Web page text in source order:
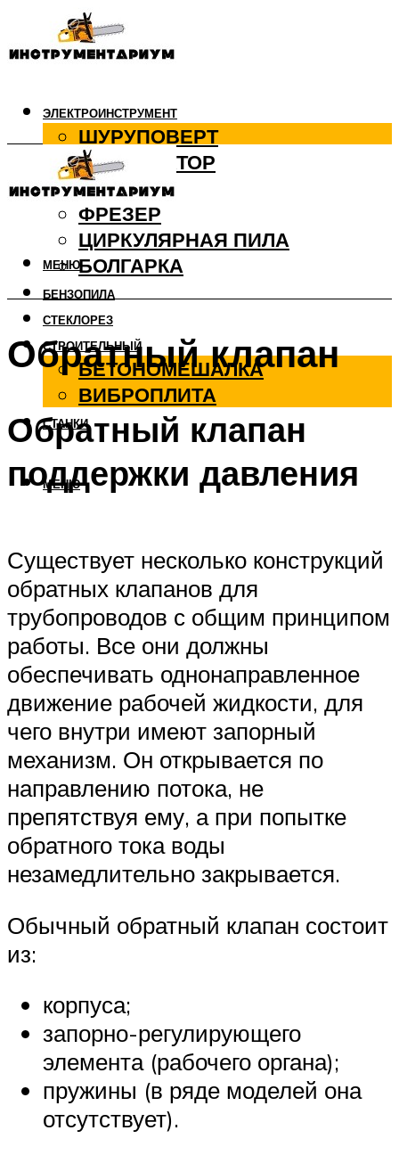
ЭЛЕКТРОИНСТРУМЕНТ
ШУРУПОВЕРТ
ПЕРФОРАТОР
ДРЕЛЬ
ФРЕЗЕР
ЦИРКУЛЯРНАЯ ПИЛА
БОЛГАРКА
БЕНЗОПИЛА
СТЕКЛОРЕЗ
СТРОИТЕЛЬНЫЙ
БЕТОНОМЕШАЛКА
ВИБРОПЛИТА
СТАНКИ
МЕНЮ
МЕНЮ
Обратный клапан
Обратный клапан
поддержки давления
Существует несколько конструкций
обратных клапанов для
трубопроводов с общим принципом
работы. Все они должны
обеспечивать однонаправленное
движение рабочей жидкости, для
чего внутри имеют запорный
механизм. Он открывается по
направлению потока, не
препятствуя ему, а при попытке
обратного тока воды
незамедлительно закрывается.
Обычный обратный клапан состоит
из:
корпуса;
запорно-регулирующего
элемента (рабочего органа);
пружины (в ряде моделей она
отсутствует).